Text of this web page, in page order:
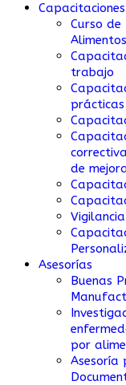
Capacitaciones
Curso de
Alimentos
trabajo
de
Asesorías
Buenas
por
Asesoría